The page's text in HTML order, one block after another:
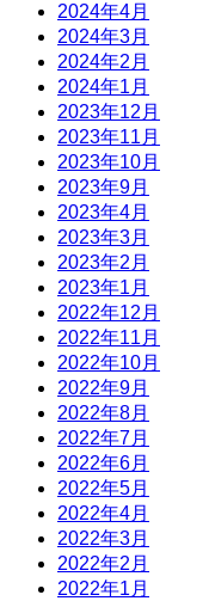
2024年4月
2024年3月
2024年2月
2024年1月
2023年12月
2023年11月
2023年10月
2023年9月
2023年4月
2023年3月
2023年2月
2023年1月
2022年12月
2022年11月
2022年10月
2022年9月
2022年8月
2022年7月
2022年6月
2022年5月
2022年4月
2022年3月
2022年2月
2022年1月